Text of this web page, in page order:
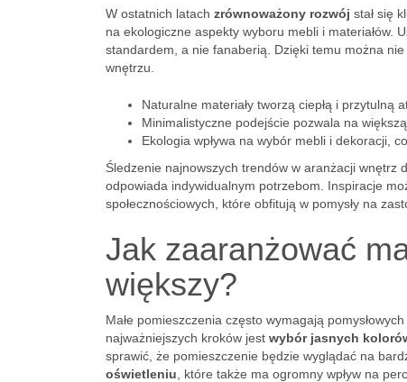
W ostatnich latach zrównoważony rozwój stał się
na ekologiczne aspekty wyboru mebli i materiałów.
standardem, a nie fanaberią. Dzięki temu można
wnętrzu.
Naturalne materiały tworzą ciepłą i przytulną
Minimalistyczne podejście pozwala na
Ekologia wpływa na wybór mebli i dekoracji,
Śledzenie najnowszych trendów w aranżacji
odpowiada indywidualnym potrzebom. Inspiracje
społecznościowych, które obfitują w pomysły na
Jak zaaranżować
większy?
Małe pomieszczenia często wymagają
najważniejszych kroków jest wybór jasnych
sprawić, że pomieszczenie będzie wyglądać na
oświetleniu , które także ma ogromny wpływ na